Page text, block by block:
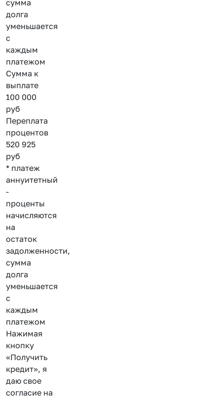
сумма
долга
уменьшается
с
каждым
платежом
Сумма к
выплате
100 000
руб
Переплата
процентов
520 925
руб
* платеж
аннуитетный
-
проценты
начисляются
на
остаток
задолженности,
сумма
долга
уменьшается
с
каждым
платежом
Нажимая
кнопку
«Получить
кредит», я
даю свое
согласие на